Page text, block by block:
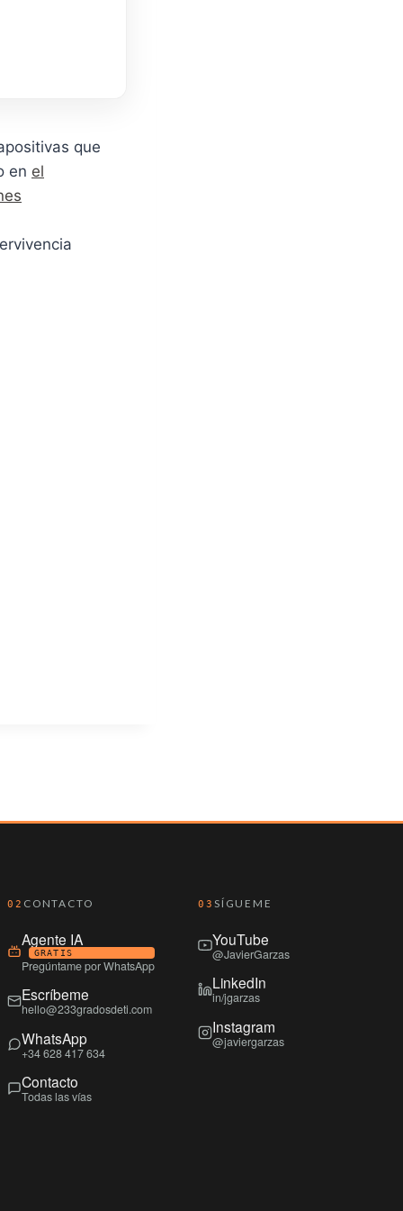
que
en el
02 CONTACTO
Agente IA
GRATIS
Pregúntame por WhatsApp
Escríbeme
hello@233gradosdeti.com
WhatsApp
+34 628 417 634
Contacto
Todas las vías
03 SÍGUEME
YouTube
@JavierGarzas
LinkedIn
in/jgarzas
Instagram
@javiergarzas